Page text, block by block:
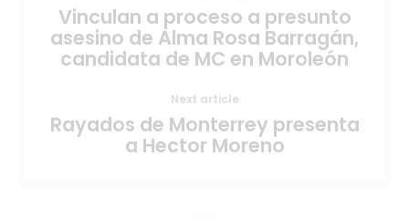
Vinculan a proceso a presunto
asesino de Alma Rosa Barragán,
candidata de MC en Moroleón
Next article
Rayados de Monterrey presenta
a Hector Moreno